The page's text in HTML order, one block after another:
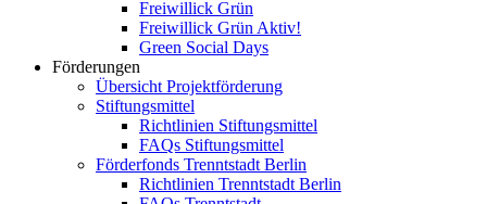
Freiwillick Grün
Freiwillick Grün Aktiv!
Green Social Days
Förderungen
Übersicht Projektförderung
Stiftungsmittel
Richtlinien Stiftungsmittel
FAQs Stiftungsmittel
Förderfonds Trenntstadt Berlin
Richtlinien Trenntstadt Berlin